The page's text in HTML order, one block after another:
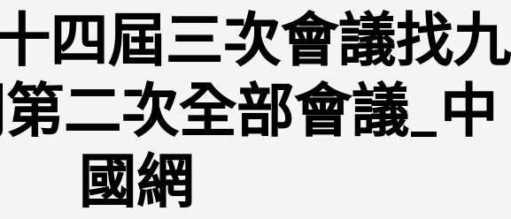
四屆三次會議找九
二次全部會議_中
國網